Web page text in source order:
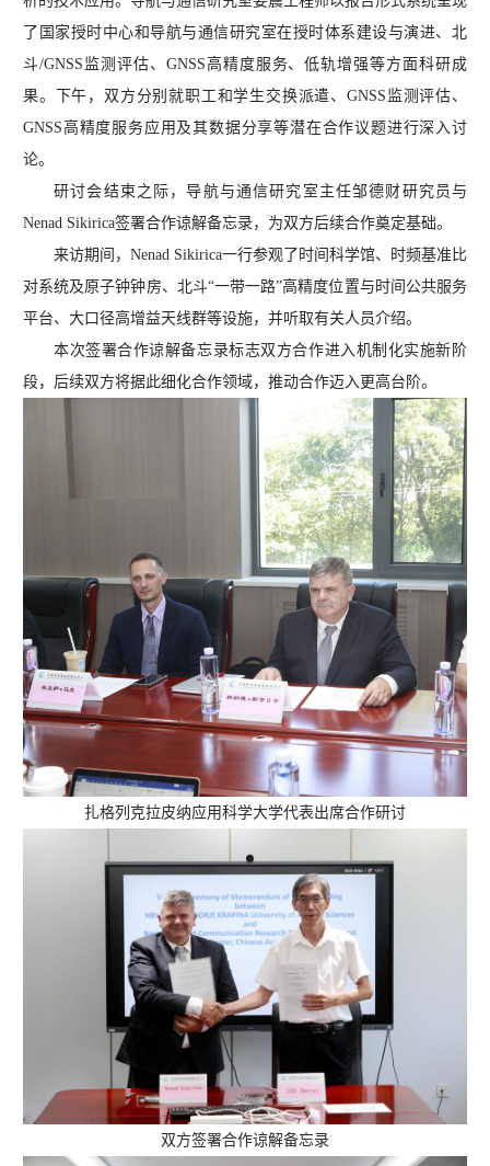
了国家授时中心和导航与通信研究室在授时体系建设与演进、北
斗/GNSS 监测评估、 GNSS 高精度服务、低轨增强等方面科研成
果。下午，双方分别就职工和学生交换派遣、 GNSS 监测评估、
GNSS 高精度服务应用及其数据分享等潜在合作议题进行深入讨
论。
研讨会结束之际，导航与通信研究室主任邹德财研究员与
Nenad Sikirica签署合作谅解备忘录，为双方后续合作奠定基础。
来访期间， Nenad Sikirica一行参观了时间科学馆、时频基准比
对系统及原子钟钟房、北斗“一带一路”高精度位置与时间公共服务
平台、大口径高增益天线群等设施，并听取有关人员介绍。
本次签署合作谅解备忘录标志双方合作进入机制化实施新阶
段，后续双方将据此细化合作领域，推动合作迈入更高台阶。
扎格列克拉皮纳应用科学大学代表出席合作研讨
双方签署合作谅解备忘录